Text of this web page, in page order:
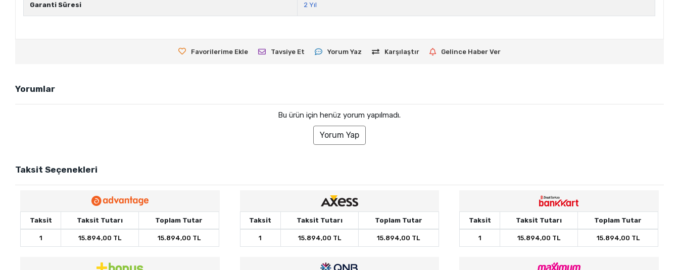
Garanti Süresi 2 Yıl
Favorilerime Ekle Tavsiye Et Yorum Yaz Karşılaştır Gelince Haber Ver
Yorumlar
Bu ürün için henüz yorum yapılmadı.
Yorum Yap
Taksit Seçenekleri
Taksit Taksit Tutarı Toplam Tutar
1 15.894,00 TL 15.894,00 TL
Taksit Taksit Tutarı Toplam Tutar
1 15.894,00 TL 15.894,00 TL
Taksit Taksit Tutarı Toplam Tutar
1 15.894,00 TL 15.894,00 TL